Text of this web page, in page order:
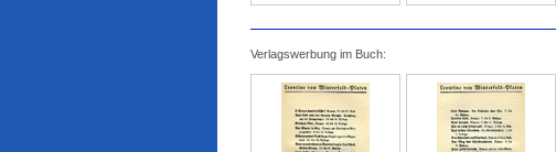
Verlagswerbung im Buch: